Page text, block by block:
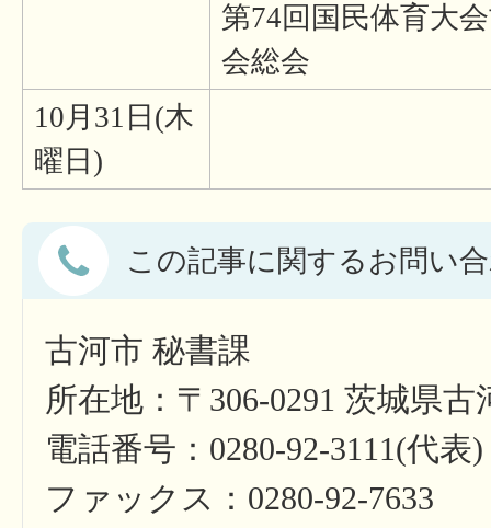
第74回国民体育大
会総会
10月31日(木
曜日)
この記事に関するお問い
古河市 秘書課
所在地：〒306-0291 茨城県
電話番号：0280-92-3111(代表)
ファックス：0280-92-7633